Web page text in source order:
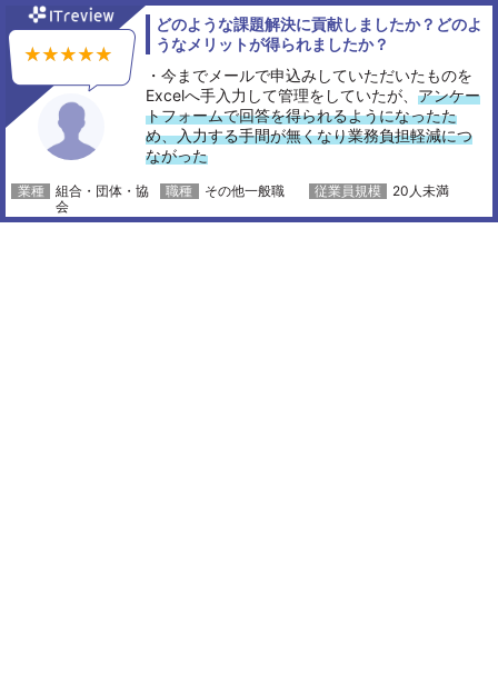
どのような課題解決に貢献しましたか？どのよ
うなメリットが得られましたか？
・今までメールで申込みしていただいたものを
Excelへ手入力して管理をしていたが、 アンケー
トフォームで回答を得られるようになったた
め、入力する手間が無くなり業務負担軽減につ
ながった
組合・団体・協
会
その他一般職 20人未満